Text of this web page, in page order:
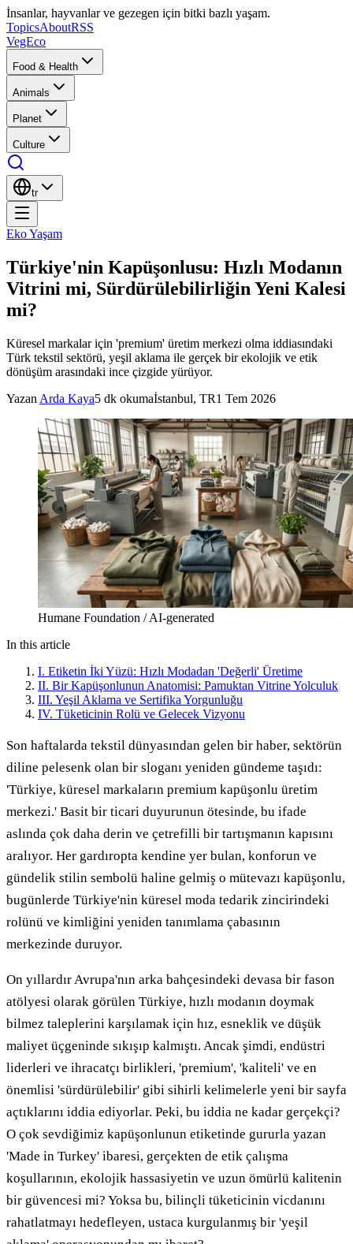
İnsanlar, hayvanlar ve gezegen için bitki bazlı yaşam.
TopicsAboutRSS
VegEco
Food & Health
Animals
Planet
Culture
tr
Eko Yaşam
Türkiye'nin Kapüşonlusu: Hızlı Modanın
Vitrini mi, Sürdürülebilirliğin Yeni Kalesi
mi?
Küresel markalar için 'premium' üretim merkezi olma iddiasındaki
Türk tekstil sektörü, yeşil aklama ile gerçek bir ekolojik ve etik
dönüşüm arasındaki ince çizgide yürüyor.
Yazan Arda Kaya5 dk okumaİstanbul, TR1 Tem 2026
Humane Foundation / AI-generated
In this article
I. Etiketin İki Yüzü: Hızlı Modadan 'Değerli' Üretime
II. Bir Kapüşonlunun Anatomisi: Pamuktan Vitrine Yolculuk
III. Yeşil Aklama ve Sertifika Yorgunluğu
IV. Tüketicinin Rolü ve Gelecek Vizyonu
Son haftalarda tekstil dünyasından gelen bir haber, sektörün
diline pelesenk olan bir sloganı yeniden gündeme taşıdı:
'Türkiye, küresel markaların premium kapüşonlu üretim
merkezi.' Basit bir ticari duyurunun ötesinde, bu ifade
aslında çok daha derin ve çetrefilli bir tartışmanın kapısını
aralıyor. Her gardıropta kendine yer bulan, konforun ve
gündelik stilin sembolü haline gelmiş o mütevazı kapüşonlu,
bugünlerde Türkiye'nin küresel moda tedarik zincirindeki
rolünü ve kimliğini yeniden tanımlama çabasının
merkezinde duruyor.
On yıllardır Avrupa'nın arka bahçesindeki devasa bir fason
atölyesi olarak görülen Türkiye, hızlı modanın doymak
bilmez taleplerini karşılamak için hız, esneklik ve düşük
maliyet üçgeninde sıkışıp kalmıştı. Ancak şimdi, endüstri
liderleri ve ihracatçı birlikleri, 'premium', 'kaliteli' ve en
önemlisi 'sürdürülebilir' gibi sihirli kelimelerle yeni bir sayfa
açtıklarını iddia ediyorlar. Peki, bu iddia ne kadar gerçekçi?
O çok sevdiğimiz kapüşonlunun etiketinde gururla yazan
'Made in Turkey' ibaresi, gerçekten de etik çalışma
koşullarının, ekolojik hassasiyetin ve uzun ömürlü kalitenin
bir güvencesi mi? Yoksa bu, bilinçli tüketicinin vicdanını
rahatlatmayı hedefleyen, ustaca kurgulanmış bir 'yeşil